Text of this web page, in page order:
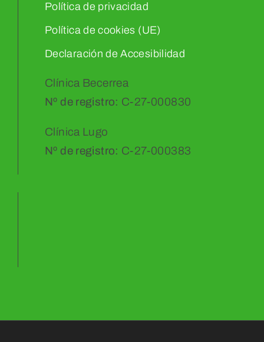
Política de privacidad
Política de cookies (UE)
Declaración de Accesibilidad
Clínica Becerrea
Nº de registro: C-27-000830
Clínica Lugo
Nº de registro: C-27-000383